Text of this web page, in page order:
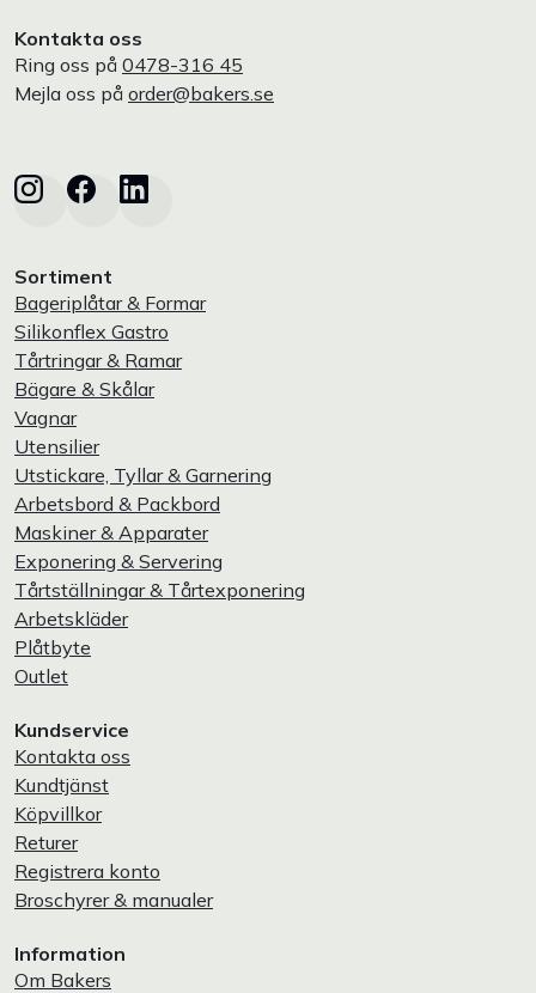
Kontakta oss
Ring oss på 0478-316 45
Mejla oss på order@bakers.se
Sortiment
Bageriplåtar & Formar
Silikonflex Gastro
Tårtringar & Ramar
Bägare & Skålar
Vagnar
Utensilier
Utstickare, Tyllar & Garnering
Arbetsbord & Packbord
Maskiner & Apparater
Exponering & Servering
Tårtställningar & Tårtexponering
Arbetskläder
Plåtbyte
Outlet
Kundservice
Kontakta oss
Kundtjänst
Köpvillkor
Returer
Registrera konto
Broschyrer & manualer
Information
Om Bakers